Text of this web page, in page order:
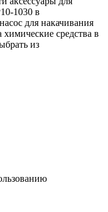
1030 в
для накачивания
химические средства в
из